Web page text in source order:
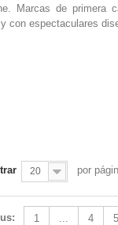
Marcas de primera
y con espectaculares
20 por
1 4 5